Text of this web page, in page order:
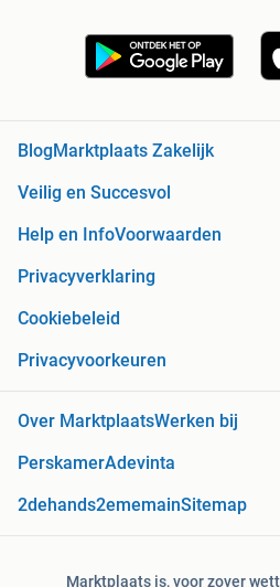
Blog Marktplaats Zakelijk
Veilig en Succesvol
Help en InfoVoorwaarden
Privacyverklaring
Cookiebeleid
Privacyvoorkeuren
Over MarktplaatsWerken bij
PerskamerAdevinta
2dehands2ememainSitemap
Marktplaats is, voor zover